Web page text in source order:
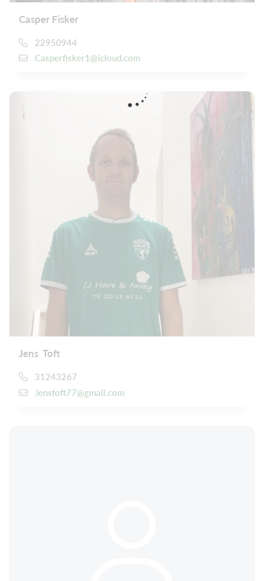
Casper Fisker
22950944
Casperfisker1@icloud.com
Jens Toft
31243267
Jenstoft77@gmail.com